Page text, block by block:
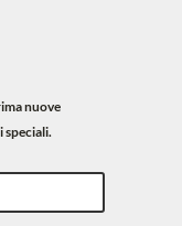
nuove
speciali.